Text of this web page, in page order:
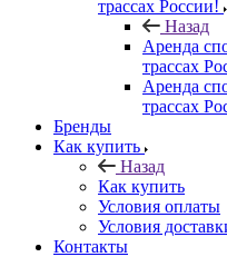
трассах России!
Назад
Аренда
трассах
Аренда
трассах
Бренды
Как купить
Назад
Как купить
Условия оплаты
Условия
Контакты